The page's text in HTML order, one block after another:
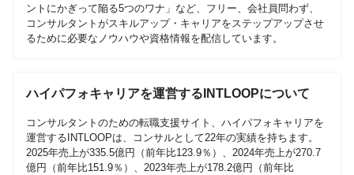
ントにかぎって陥る5つのワナ」など、フリー、会社員問わず、
コンサルタントがスキルアップ・キャリアをステップアップさせ
るために必要なノウハウや資格情報を配信しています。
ハイパフォキャリアを運営するINTLOOPについて
コンサルタントのための転職支援サイト、ハイパフォキャリアを
運営するINTLOOPは、コンサルとして22年の実績を持ちます。
2025年売上が335.5億円（前年比123.9％）、2024年売上が270.7
億円（前年比151.9％）、2023年売上が178.2億円（前年比